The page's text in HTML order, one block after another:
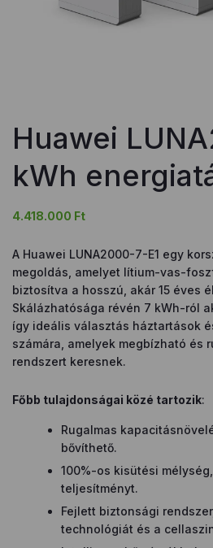
Huawei
kWh
4.418.000 Ft
A Huawei LUNA2000-7-E1 egy
megoldás, amelyet lítium-vas-
biztosítva a hosszú, akár 15 éves
Skálázhatósága révén 7 kWh-ról
így ideális választás háztartások
számára, amelyek megbízható és
rendszert keresnek.
Főbb tulajdonságai közé tartozik:
Rugalmas
bővíthető.
100%-os kisütési
teljesítményt.
Fejlett biztonsági
technológiát és a